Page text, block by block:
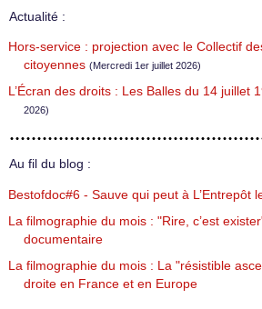
Actualité :
Hors-service : projection avec le Collectif
citoyennes (Mercredi 1er juillet 2026)
L’Écran des droits : Les Balles du 14 juillet
2026)
Au fil du blog :
Bestofdoc#6 - Sauve qui peut à L’Entrepôt
La filmographie du mois : "Rire, c’est
documentaire
La filmographie du mois : La "résistible
droite en France et en Europe